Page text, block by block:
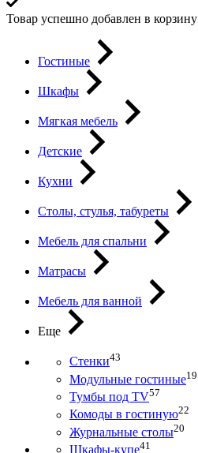
Товар успешно добавлен в корзину
Гостиные
Шкафы
Мягкая мебель
Детские
Кухни
Столы, стулья, табуреты
Мебель для спальни
Матрасы
Мебель для ванной
Еще
Стенки43
Модульные гостиные19
Тумбы под ТV57
Комоды в гостиную22
Журнальные столы20
Шкафы-купе41